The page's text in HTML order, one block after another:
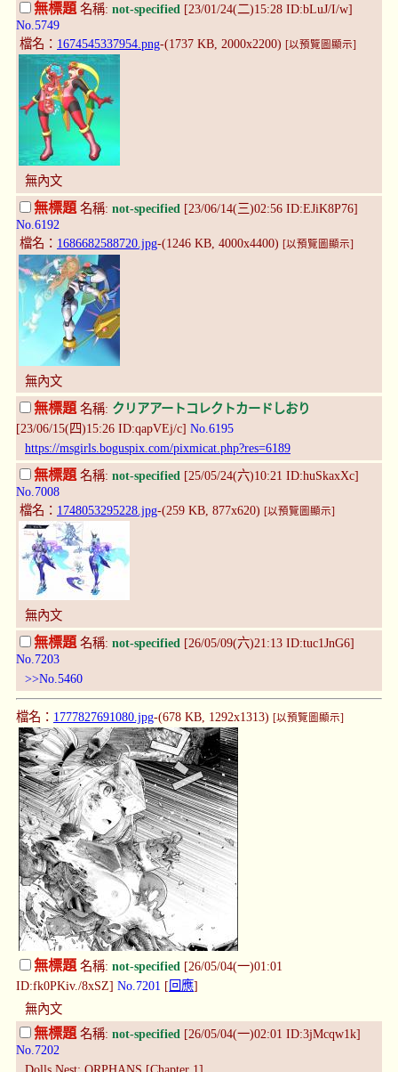
無標題 名稱: not-specified [23/01/24(二)15:28 ID:bLuJ/I/w]
No.5749
檔名： 1674545337954.png-(1737 KB, 2000x2200) [以預覽圖顯示]
無內文
無標題名稱: not-specified [23/06/14(三)02:56 ID:EJiK8P76]
No.6192
檔名： 1686682588720.jpg-(1246 KB, 4000x4400) [以預覽圖顯示]
無內文
無標題 名稱: クリアアートコレクトカードしおり
[23/06/15(四)15:26 ID:qapVEj/c] No.6195
https://msgirls.boguspix.com/pixmicat.php?res=6189
無標題 名稱: not-specified [25/05/24(六)10:21 ID:huSkaxXc]
No.7008
檔名： 1748053295228.jpg-(259 KB, 877x620) [以預覽圖顯示]
無內文
無標題名稱: not-specified [26/05/09(六)21:13 ID:tuc1JnG6]
No.7203
>>No.5460
檔名： 1777827691080.jpg-(678 KB, 1292x1313) [以預覽圖顯示]
無標題名稱: not-specified [26/05/04(一)01:01
ID:fk0PKiv./8xSZ] No.7201 [ 回應]
無內文
無標題名稱: not-specified [26/05/04(一)02:01 ID:3jMcqw1k]
No.7202